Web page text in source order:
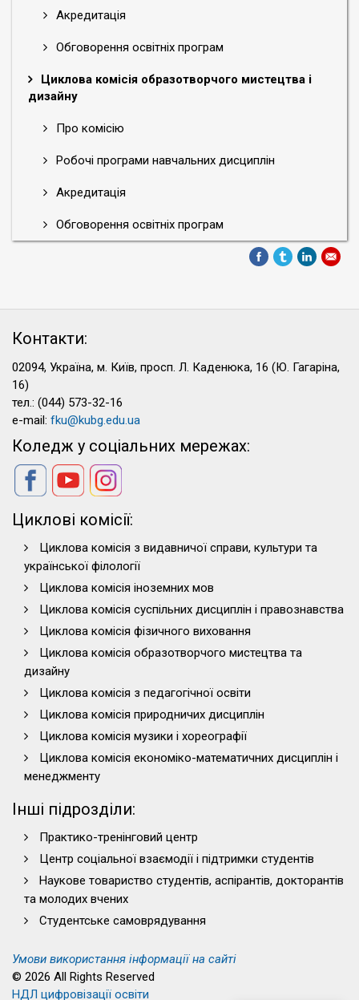
Акредитація
Обговорення освітніх програм
Циклова комісія образотворчого мистецтва і
дизайну
Про комісію
Робочі програми навчальних дисциплін
Акредитація
Обговорення освітніх програм
Контакти:
02094, Україна, м. Київ, просп. Л. Каденюка, 16 (Ю. Гагаріна,
16)
тел.: (044) 573-32-16
e-mail: fku@kubg.edu.ua
Коледж у соціальних мережах:
Циклові комісії:
Циклова комісія з видавничої справи, культури та
української філології
Циклова комісія іноземних мов
Циклова комісія суспільних дисциплін і правознавства
Циклова комісія фізичного виховання
Циклова комісія образотворчого мистецтва та
дизайну
Циклова комісія з педагогічної освіти
Циклова комісія природничих дисциплін
Циклова комісія музики і хореографії
Циклова комісія економіко-математичних дисциплін і
менеджменту
Інші підрозділи:
Практико-тренінговий центр
Центр соціальної взаємодії і підтримки студентів
Наукове товариство студентів, аспірантів, докторантів
та молодих вчених
Студентське самоврядування
Умови використання інформації на сайті
© 2026 All Rights Reserved
НДЛ цифровізації освіти